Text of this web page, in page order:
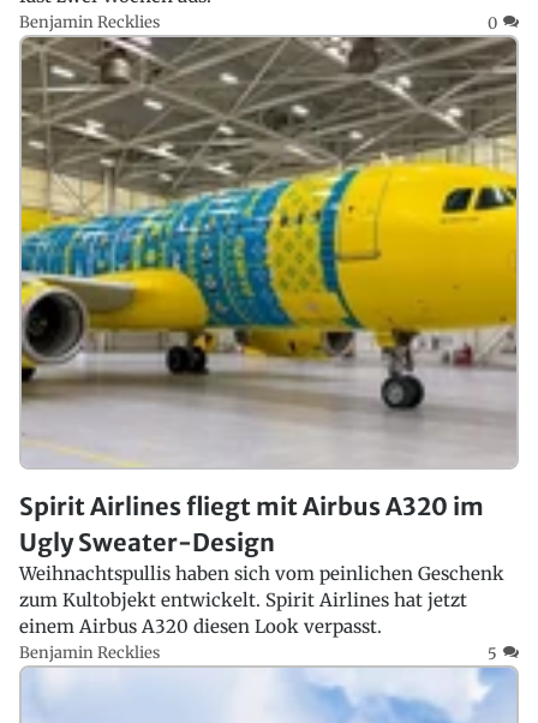
Benjamin Recklies 0
Spirit Airlines fliegt mit Airbus A320 im
Ugly Sweater-Design
Weihnachtspullis haben sich vom peinlichen Geschenk
zum Kultobjekt entwickelt. Spirit Airlines hat jetzt
einem Airbus A320 diesen Look verpasst.
Benjamin Recklies 5